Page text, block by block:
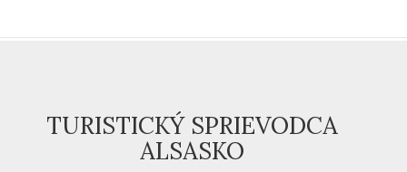
TURISTICKÝ SPRIEVODCA
ALSASKO